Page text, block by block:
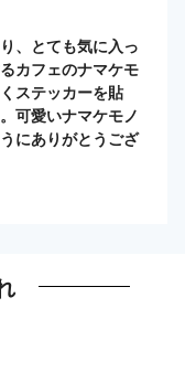
、とても気に入っ
カフェのナマケモ
ステッカーを貼
可愛いナマケモノ
にありがとうござ